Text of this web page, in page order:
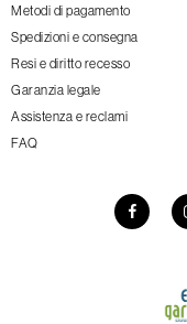
Metodi di pagamento
Spedizioni e consegna
Resi e diritto recesso
Garanzia legale
Assistenza e reclami
FAQ